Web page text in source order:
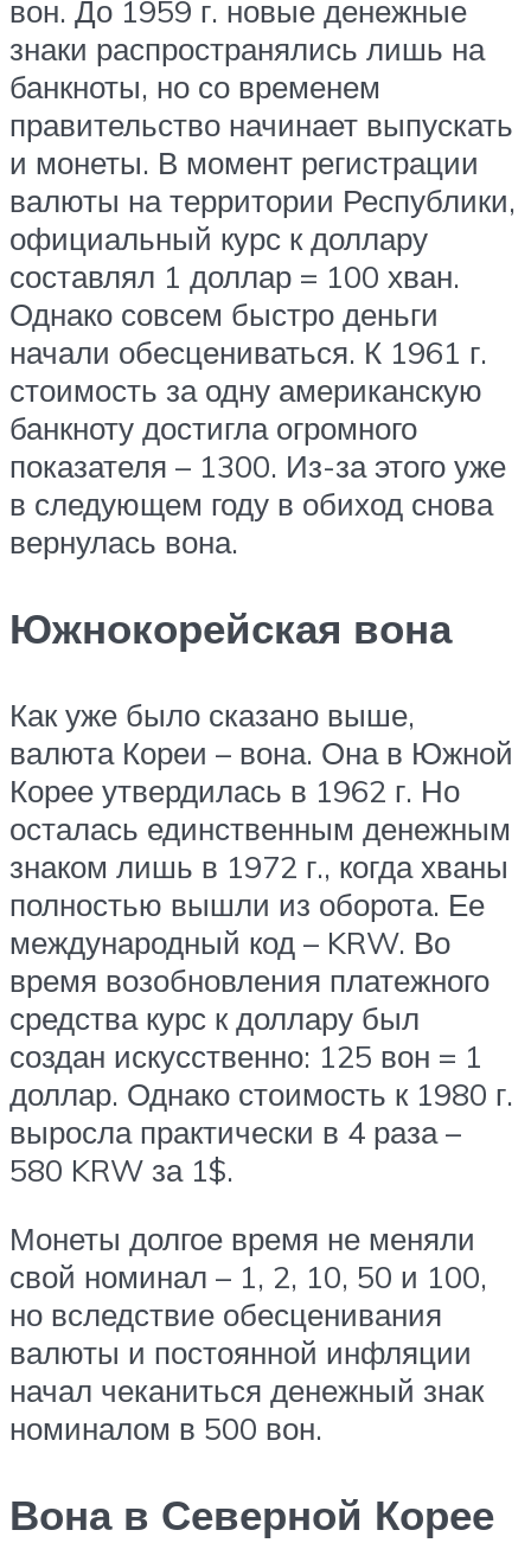
вон. До 1959 г. новые денежные
знаки распространялись лишь на
банкноты, но со временем
правительство начинает выпускать
и монеты. В момент регистрации
валюты на территории Республики,
официальный курс к доллару
составлял 1 доллар = 100 хван.
Однако совсем быстро деньги
начали обесцениваться. К 1961 г.
стоимость за одну американскую
банкноту достигла огромного
показателя – 1300. Из-за этого уже
в следующем году в обиход снова
вернулась вона.
Южнокорейская вона
Как уже было сказано выше,
валюта Кореи – вона. Она в Южной
Корее утвердилась в 1962 г. Но
осталась единственным денежным
знаком лишь в 1972 г., когда хваны
полностью вышли из оборота. Ее
международный код – KRW. Во
время возобновления платежного
средства курс к доллару был
создан искусственно: 125 вон = 1
доллар. Однако стоимость к 1980 г.
выросла практически в 4 раза –
580 KRW за 1$.
Монеты долгое время не меняли
свой номинал – 1, 2, 10, 50 и 100,
но вследствие обесценивания
валюты и постоянной инфляции
начал чеканиться денежный знак
номиналом в 500 вон.
Вона в Северной Корее